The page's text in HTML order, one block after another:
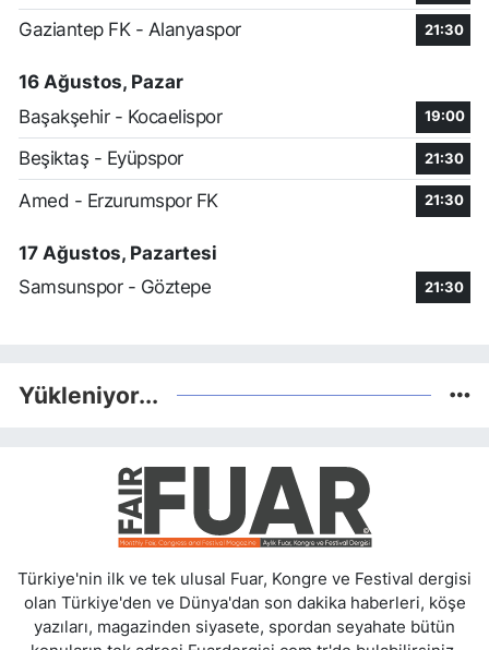
Gaziantep FK - Alanyaspor 21:30
16 Ağustos, Pazar
Başakşehir - Kocaelispor
19:00
Beşiktaş - Eyüpspor 21:30
Amed - Erzurumspor FK 21:30
17 Ağustos, Pazartesi
Samsunspor - Göztepe
21:30
Yükleniyor...
Türkiye'nin ilk ve tek ulusal Fuar, Kongre ve Festival dergisi
olan Türkiye'den ve Dünya'dan son dakika haberleri, köşe
yazıları, magazinden siyasete, spordan seyahate bütün